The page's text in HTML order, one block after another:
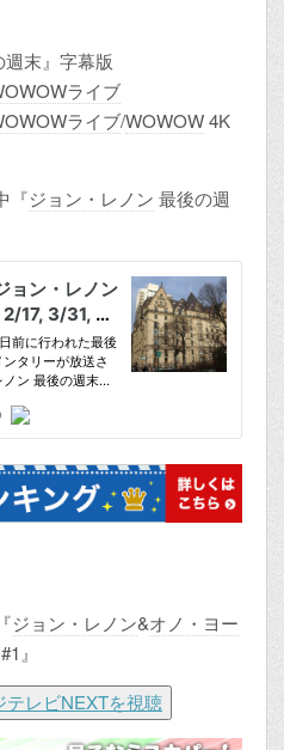
末』字幕版
ライブ
ライブ/WOWOW4K
『ジョン・レノン 最後の週
ジョン・レノン&オノ・ヨー
』
レビNEXTを視聴